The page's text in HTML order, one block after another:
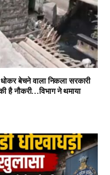
बेचने वाला निकला सरकारी
है नौकरी…विभाग ने थमाया